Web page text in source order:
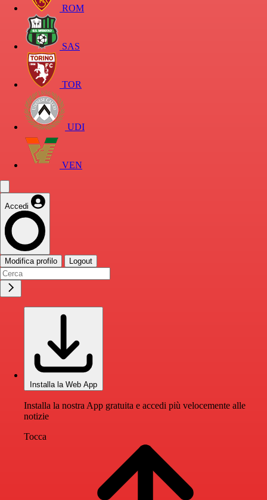
ROM
SAS
TOR
UDI
VEN
Accedi
Modifica profilo Logout
Installa la Web App
Installa la nostra App gratuita e accedi più velocemente alle
notizie
Tocca